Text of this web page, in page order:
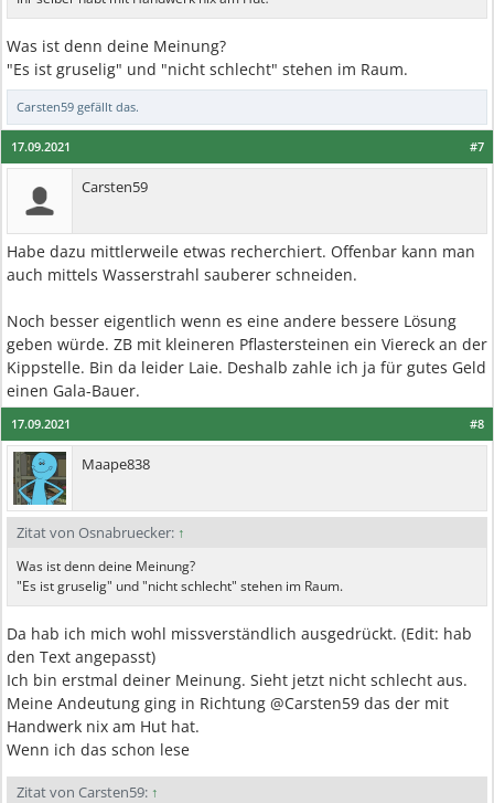
Was ist denn deine Meinung?
"Es ist gruselig" und "nicht schlecht" stehen im Raum.
Carsten59 gefällt das.
#7
17.09.2021
Carsten59
Habe dazu mittlerweile etwas recherchiert. Offenbar kann man
auch mittels Wasserstrahl sauberer schneiden.
Noch besser eigentlich wenn es eine andere bessere Lösung
geben würde. ZB mit kleineren Pflastersteinen ein Viereck an der
Kippstelle. Bin da leider Laie. Deshalb zahle ich ja für gutes Geld
einen Gala-Bauer.
#8
17.09.2021
Maape838
Zitat von Osnabruecker: ↑
Was ist denn deine Meinung?
"Es ist gruselig" und "nicht schlecht" stehen im Raum.
Da hab ich mich wohl missverständlich ausgedrückt. (Edit: hab
den Text angepasst)
Ich bin erstmal deiner Meinung. Sieht jetzt nicht schlecht aus.
Meine Andeutung ging in Richtung @Carsten59 das der mit
Handwerk nix am Hut hat.
Wenn ich das schon lese
Zitat von Carsten59: ↑